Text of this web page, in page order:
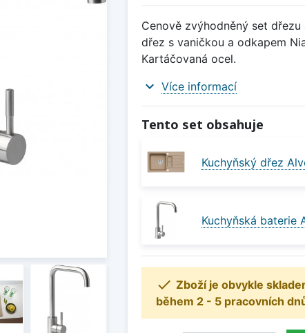
Cenově zvýhodněný set
dřez s vaničkou a odkapem
Kartáčovaná ocel.
expand_more Více informací
Tento set obsahuje
Kuchyňský dřez
Kuchyňská baterie
 Zboží je obvykle
během 2 - 5 pracovních